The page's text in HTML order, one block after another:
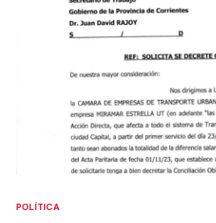
POLÍTICA